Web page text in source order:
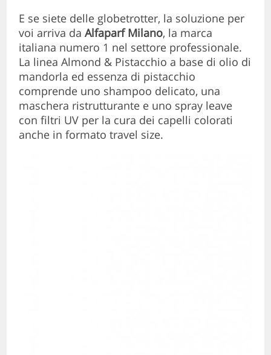
E se siete delle globetrotter, la soluzione per
voi arriva daAlfaparf Milano, la marca
italiana numero 1 nel settore professionale.
La linea Almond & Pistacchio a base di olio di
mandorla ed essenza di pistacchio
comprende uno shampoo delicato, una
maschera ristrutturante e uno spray leave
con filtri UV per la cura dei capelli colorati
anche in formato travel size.